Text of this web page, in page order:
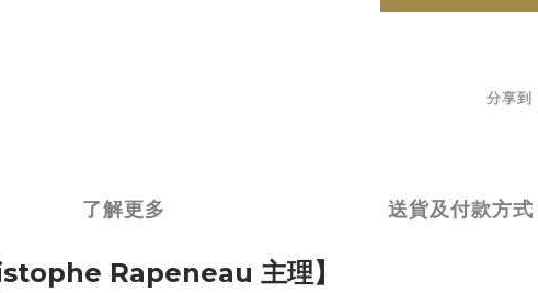
分享到
了解更多 送貨及付款方式
Rapeneau 主理】